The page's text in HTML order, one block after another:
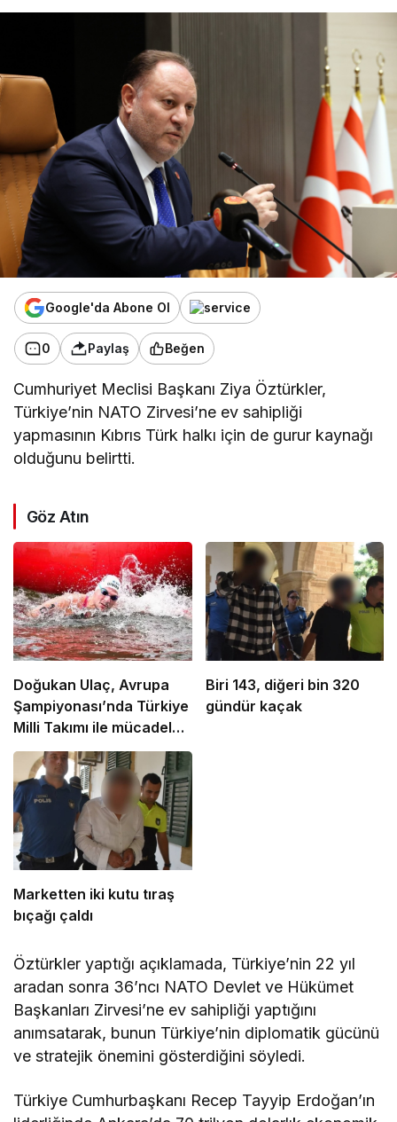
Google'da Abone Ol
0 Paylaş Beğen
Cumhuriyet Meclisi Başkanı Ziya Öztürkler,
Türkiye’nin NATO Zirvesi’ne ev sahipliği
yapmasının Kıbrıs Türk halkı için de gurur kaynağı
olduğunu belirtti.
Göz Atın
Doğukan Ulaç, Avrupa
Şampiyonası’nda Türkiye
Milli Takımı ile mücadele
etti
Biri 143, diğeri bin 320
gündür kaçak
Marketten iki kutu tıraş
bıçağı çaldı
Öztürkler yaptığı açıklamada, Türkiye’nin 22 yıl
aradan sonra 36’ncı NATO Devlet ve Hükümet
Başkanları Zirvesi’ne ev sahipliği yaptığını
anımsatarak, bunun Türkiye’nin diplomatik gücünü
ve stratejik önemini gösterdiğini söyledi.
Türkiye Cumhurbaşkanı Recep Tayyip Erdoğan’ın